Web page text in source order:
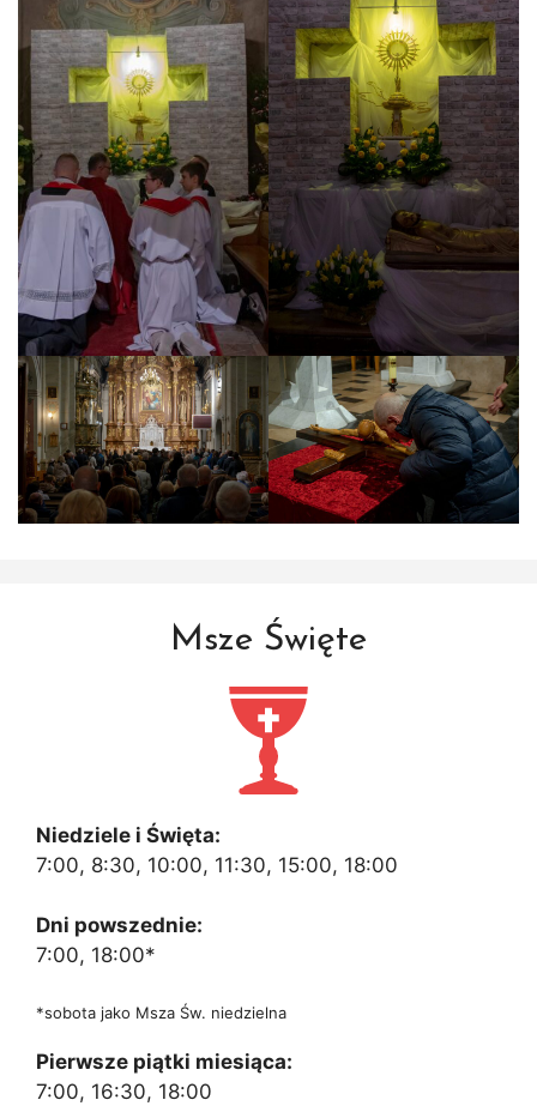
Msze Święte
Niedziele i Święta:
7:00, 8:30, 10:00, 11:30, 15:00, 18:00
Dni powszednie:
7:00, 18:00*
*sobota jako Msza Św. niedzielna
Pierwsze piątki miesiąca:
7:00, 16:30, 18:00